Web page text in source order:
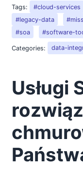
Tags:
#cloud-services
#legacy-data
#soa
#software-
Categories: data-
Usługi